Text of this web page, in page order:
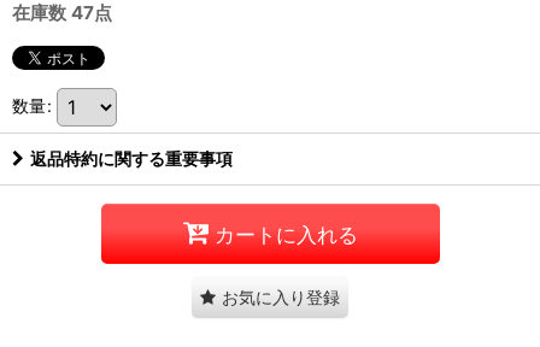
在庫数 47点
数量:
返品特約に関する重要事項
カートに入れる
お気に入り登録